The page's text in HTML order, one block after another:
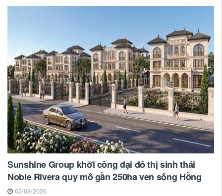
Sunshine Group khởi công đại đô thị sinh thái
Noble Rivera quy mô gần 250ha ven sông Hồng
03/08/2026